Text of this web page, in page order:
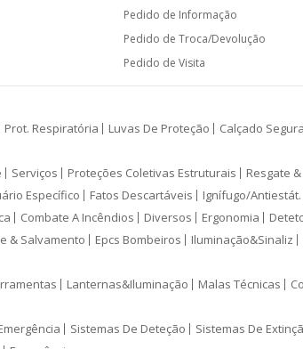
Pedido de Informação
Pedido de Troca/Devolução
Pedido de Visita
Prot. Respiratória Luvas De Proteção Calçado
Serviços Proteções Coletivas Estruturais Resgate
Específico Fatos Descartáveis Ignífugo/Antiestát.
Combate A Incêndios Diversos Ergonomia
& Salvamento Epcs Bombeiros Iluminação&Sinaliz
Lanternas&Iluminação Malas Técnicas
Sistemas De Deteção Sistemas De